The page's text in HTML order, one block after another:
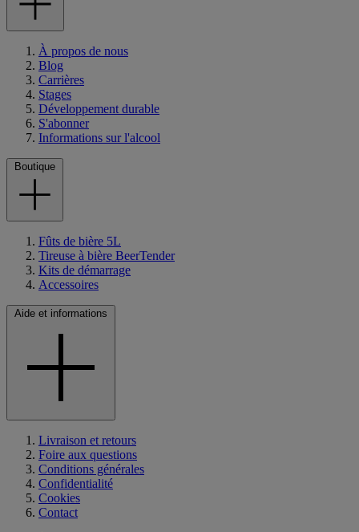
À propos de nous
Blog
Carrières
Stages
Développement durable
S'abonner
Informations sur l'alcool
Boutique
Fûts de bière 5L
Tireuse à bière BeerTender
Kits de démarrage
Accessoires
Aide et informations
Livraison et retours
Foire aux questions
Conditions générales
Confidentialité
Cookies
Contact